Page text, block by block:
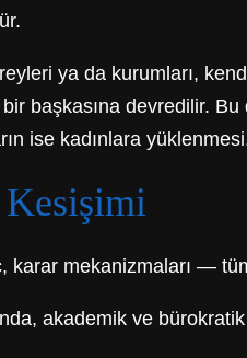
ya da kurumları,
başkasına devredilir.
ise kadınlara
Kesişimi
mekanizmaları —
akademik ve